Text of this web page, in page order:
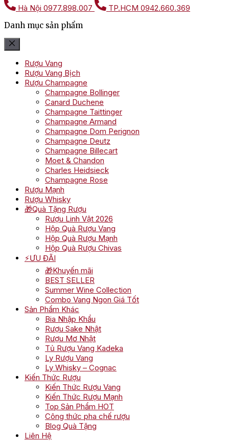
Hà Nội 0977.898.007 TP.HCM 0942.660.369
Danh mục sản phẩm
Rượu Vang
Rượu Vang Bịch
Rượu Champagne
Champagne Bollinger
Canard Duchene
Champagne Taittinger
Champagne Armand
Champagne Dom Perignon
Champagne Deutz
Champagne Billecart
Moet & Chandon
Charles Heidsieck
Champagne Rose
Rượu Mạnh
Rượu Whisky
🎁Quà Tặng Rượu
Rượu Linh Vật 2026
Hộp Quà Rượu Vang
Hộp Quà Rượu Mạnh
Hộp Quà Rượu Chivas
⚡ƯU ĐÃI
🎁Khuyến mãi
BEST SELLER
Summer Wine Collection
Combo Vang Ngon Giá Tốt
Sản Phẩm Khác
Bia Nhập Khẩu
Rượu Sake Nhật
Rượu Mơ Nhật
Tủ Rượu Vang Kadeka
Ly Rượu Vang
Ly Whisky – Cognac
Kiến Thức Rượu
Kiến Thức Rượu Vang
Kiến Thức Rượu Mạnh
Top Sản Phẩm HOT
Công thức pha chế rượu
Blog Quà Tặng
Liên Hệ